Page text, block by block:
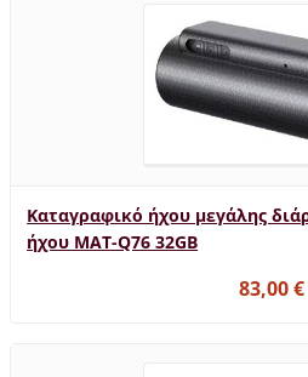
Καταγραφικό ήχου μεγάλης
ήχου MAT-Q76 32GB
83,00 €